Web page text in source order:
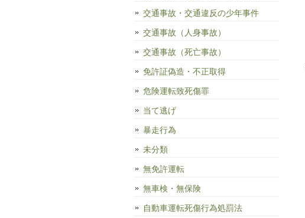
交通事故・交通違反の少年事件
交通事故（人身事故）
交通事故（死亡事故）
免許証偽造・不正取得
危険運転致死傷罪
当て逃げ
暴走行為
未分類
無免許運転
無車検・無保険
自動車運転死傷行為処罰法